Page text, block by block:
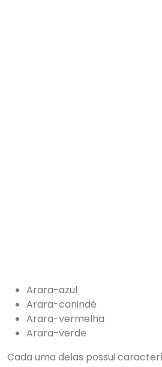
Arara-azul
Arara-canindé
Arara-vermelha
Arara-verde
Cada uma delas possui